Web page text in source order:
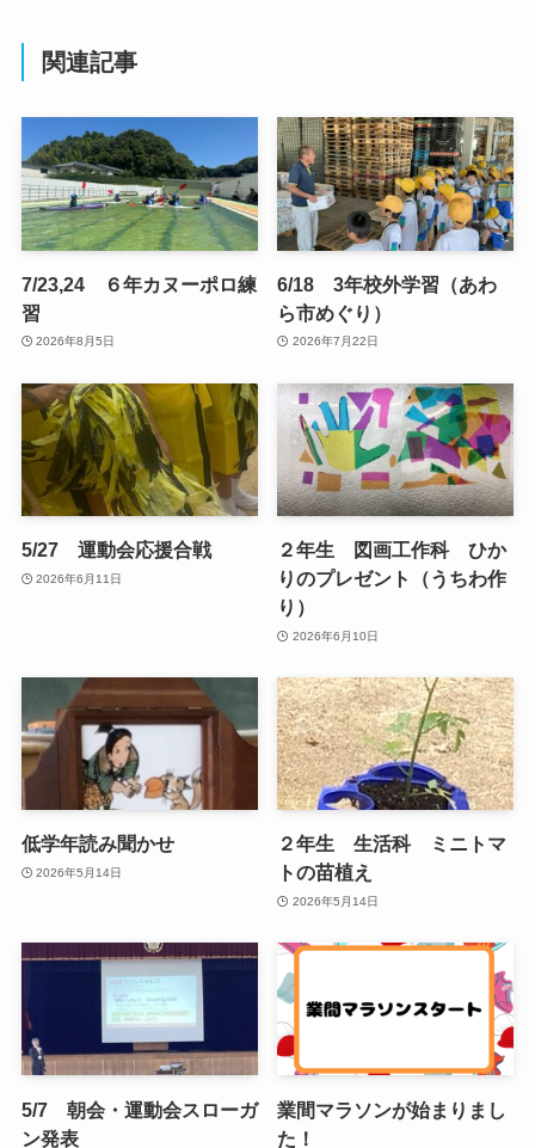
関連記事
7/23,24 ６年カヌーポロ練
習
2026年8月5日
6/18 3年校外学習（あわ
ら市めぐり）
2026年7月22日
5/27 運動会応援合戦
2026年6月11日
２年生 図画工作科 ひか
りのプレゼント（うちわ作
り）
2026年6月10日
低学年読み聞かせ
2026年5月14日
２年生 生活科 ミニトマ
トの苗植え
2026年5月14日
5/7 朝会・運動会スローガ
ン発表
業間マラソンが始まりまし
た！